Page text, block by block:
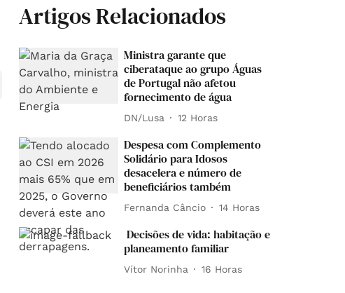
Artigos Relacionados
Ministra garante que
ciberataque ao grupo Águas
de Portugal não afetou
fornecimento de água
DN/Lusa 12 Horas
Despesa com Complemento
Solidário para Idosos
desacelera e número de
beneficiários também
Fernanda Câncio 14 Horas
Decisões de vida: habitação e
planeamento familiar
Vítor Norinha 16 Horas